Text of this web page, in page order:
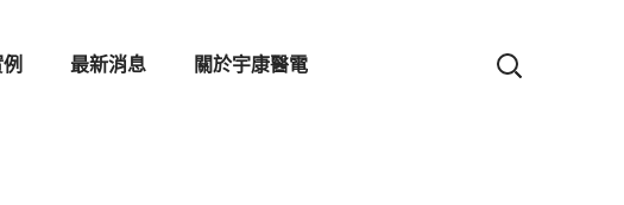
最新消息 關於宇康醫電